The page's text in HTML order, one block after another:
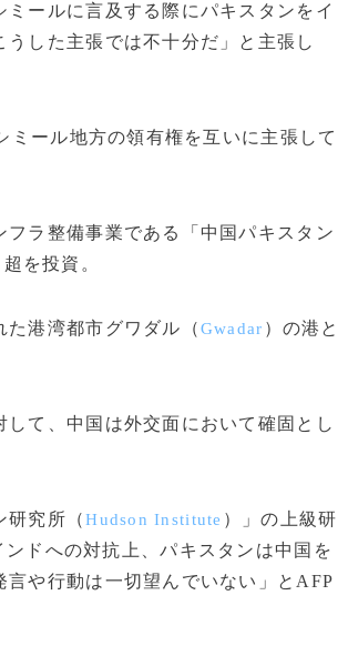
ールに言及する際にパキスタンをイ
した主張では不十分だ」と主張し
ール地方の領有権を互いに主張して
ラ整備事業である「中国パキスタン
を投資。
港湾都市グワダル（Gwadar ）の港と
て、中国は外交面において確固とし
研究所（Hudson Institute ）」の上級研
ンドへの対抗上、パキスタンは中国を
や行動は一切望んでいない」とAFP